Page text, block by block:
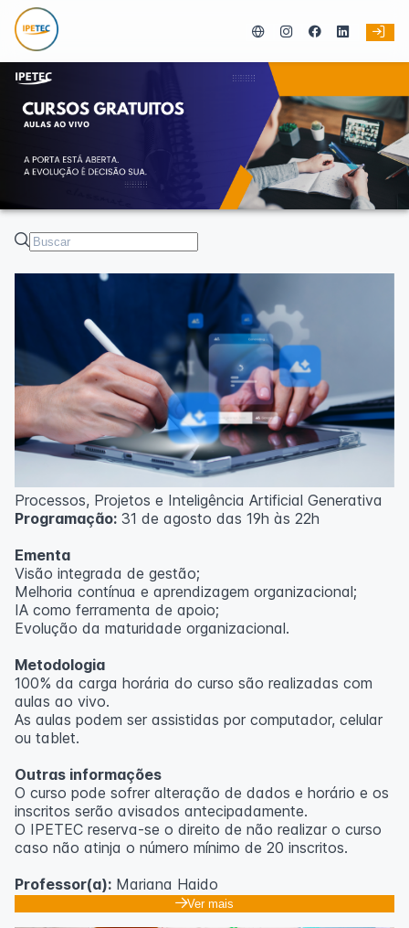
Processos, Projetos e Inteligência Artificial Generativa
Programação: 31 de agosto das 19h às 22h
Ementa
Visão integrada de gestão;
Melhoria contínua e aprendizagem organizacional;
IA como ferramenta de apoio;
Evolução da maturidade organizacional.
Metodologia
100% da carga horária do curso são realizadas com
aulas ao vivo.
As aulas podem ser assistidas por computador, celular
ou tablet.
Outras informações
O curso pode sofrer alteração de dados e horário e os
inscritos serão avisados ​​antecipadamente.
O IPETEC reserva-se o direito de não realizar o curso
caso não atinja o número mínimo de 20 inscritos.
Professor(a): Mariana Haido
Ver mais